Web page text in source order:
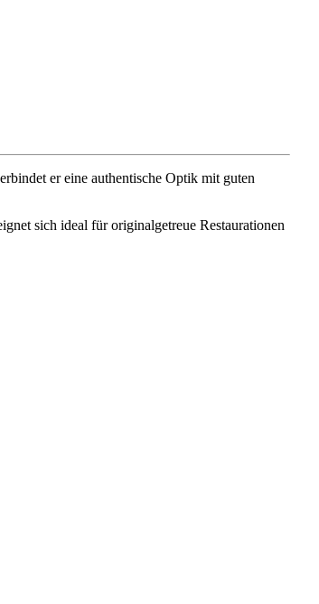
er eine authentische Optik mit guten
sich ideal für originalgetreue Restaurationen